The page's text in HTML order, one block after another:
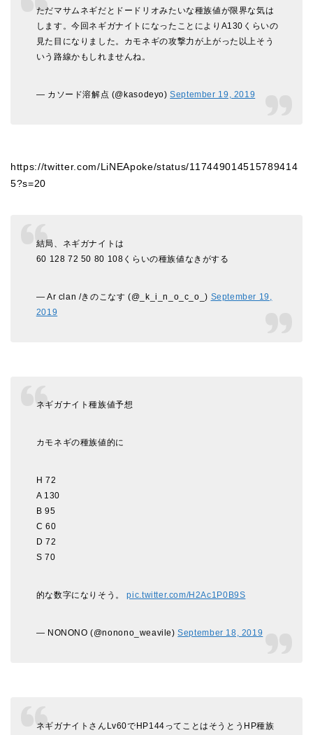
ただマサムネギだとドードリオみたいな種族値が限界な気は
します。今回ネギガナイトになったことによりA130くらいの
見た目になりました。カモネギの攻撃力が上がった以上そう
いう路線かもしれませんね。
— カソード溶解点 (@kasodeyo)September 19, 2019
https://twitter.com/LiNEApoke/status/117449014515789414
5?s=20
結局、ネギガナイトは
60 128 72 50 80 108くらいの種族値なきがする
— Ar clan /きのこなす (@_k_i_n_o_c_o_) September 19,
2019
ネギガナイト種族値予想
カモネギの種族値的に
H 72
A 130
B 95
C 60
D 72
S 70
的な数字になりそう。pic.twitter.com/H2Ac1P0B9S
— NONONO (@nonono_weavile)September 18, 2019
ネギガナイトさんLv60でHP144ってことはそうとうHP種族